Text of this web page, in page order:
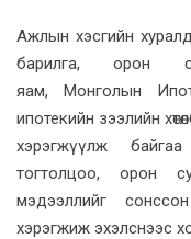
Ажлын хэсгийн
барилга, орон
яам, Монголын
ипотекийн зээлийн
хэрэгжүүлж
тогтолцоо, орон
мэдээллийг
хэрэгжиж эхэлснээс